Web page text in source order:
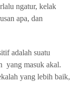
ngatur, kelak
apa, dan
adalah suatu
yang masuk akal.
yang lebih baik,